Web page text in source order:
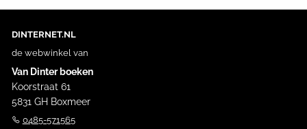
DINTERNET.NL
de webwinkel van
Van Dinter boeken
Koorstraat 61
5831 GH Boxmeer
0485-571565